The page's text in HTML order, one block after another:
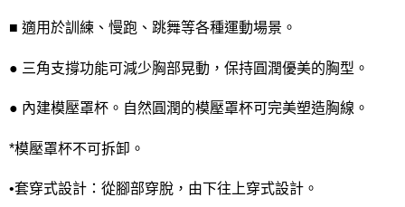
■ 適用於訓練、慢跑、跳舞等各種運動場景。
● 三角支撐功能可減少胸部晃動，保持圓潤優美的胸型。
● 內建模壓罩杯。自然圓潤的模壓罩杯可完美塑造胸線。
*模壓罩杯不可拆卸。
•套穿式設計：從腳部穿脫，由下往上穿式設計。